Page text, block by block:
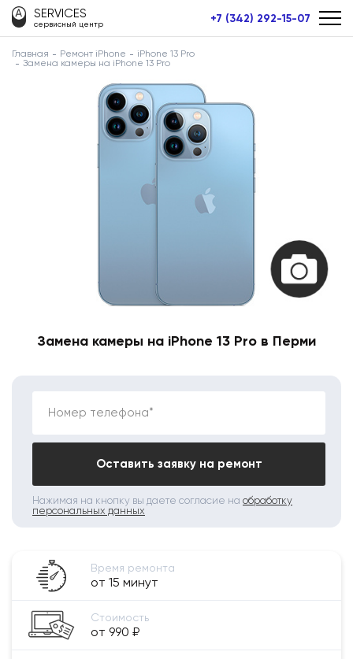
SERVICES
сервисный центр +7 (342) 292-15-07
Главная Ремонт iPhone
iPhone 13 Pro
Замена камеры на iPhone 13 Pro
Замена камеры на iPhone 13 Pro в Перми
Номер телефона*
Оставить заявку на ремонт
Нажимая на кнопку вы даете согласие на обработку
персональных данных
Время ремонта
от 15 минут
Стоимость
от 990 ₽